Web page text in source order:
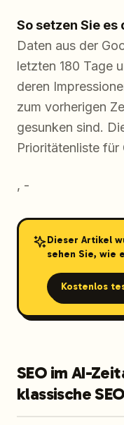
So setzen Sie es
Daten aus der
letzten 180 Tage
deren
zum vorherigen
gesunken sind.
Prioritätenliste für
, -
Dieser Artikel
sehen Sie, wie
Kostenlos
SEO im AI-
klassische